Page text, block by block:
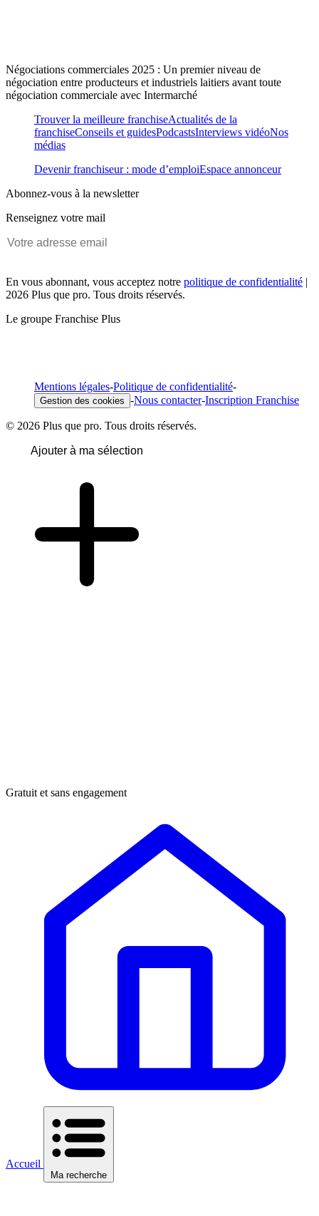
Négociations commerciales 2025 : Un premier niveau de
négociation entre producteurs et industriels laitiers avant toute
négociation commerciale avec Intermarché
Trouver la meilleure franchiseActualités de la
franchiseConseils et guidesPodcastsInterviews vidéoNos
médias
Devenir franchiseur : mode d’emploiEspace annonceur
Abonnez-vous à la newsletter
Renseignez votre mail
En vous abonnant, vous acceptez notre politique de confidentialité |
2026 Plus que pro. Tous droits réservés.
Le groupe Franchise Plus
Mentions légales-Politique de confidentialité-
Gestion des cookies -Nous contacter-Inscription Franchise
© 2026 Plus que pro. Tous droits réservés.
Ajouter à ma sélection
Gratuit et sans engagement
Accueil
Ma recherche